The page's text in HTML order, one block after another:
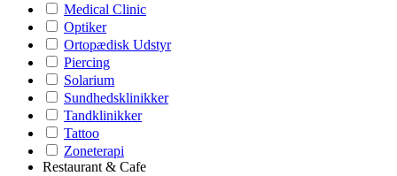
Medical Clinic
Optiker
Ortopædisk Udstyr
Piercing
Solarium
Sundhedsklinikker
Tandklinikker
Tattoo
Zoneterapi
Restaurant & Cafe